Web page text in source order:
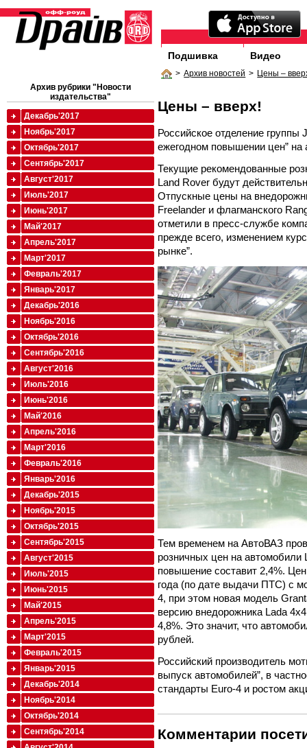
Подшивка Видео
> Архив новостей > Цены –
Цены – вверх!
Российское отделение группы
ежегодном повышении цен” на
Текущие рекомендованные
Land Rover будут
Отпускные цены на
Freelander и флагманского
отметили в пресс-службе
прежде всего, изменением
рынке”.
Тем временем на АвтоВАЗ
розничных цен на
повышение составит 2,4%.
года (по дате выдачи ПТС) с
4, при этом новая модель
версию внедорожника Lada
4,8%. Это значит, что
рублей.
Российский производитель
выпуск автомобилей”, в
стандарты Euro-4 и ростом
Комментарии
Архив рубрики "Новости
издательства"
Декабрь'2017
Ноябрь'2017
Октябрь'2017
Сентябрь'2017
Август'2017
Июль'2017
Июнь'2017
Май'2017
Апрель'2017
Март'2017
Февраль'2017
Январь'2017
Декабрь'2016
Ноябрь'2016
Октябрь'2016
Сентябрь'2016
Август'2016
Июль'2016
Июнь'2016
Май'2016
Апрель'2016
Март'2016
Февраль'2016
Январь'2016
Декабрь'2015
Ноябрь'2015
Октябрь'2015
Сентябрь'2015
Август'2015
Июль'2015
Июнь'2015
Май'2015
Апрель'2015
Март'2015
Февраль'2015
Январь'2015
Декабрь'2014
Ноябрь'2014
Октябрь'2014
Сентябрь'2014